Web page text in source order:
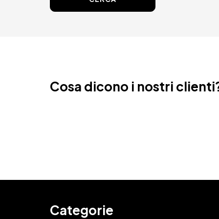
Cosa dicono i nostri
Categorie